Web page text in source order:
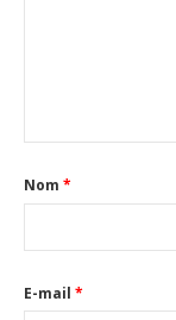
Nom *
E-mail *